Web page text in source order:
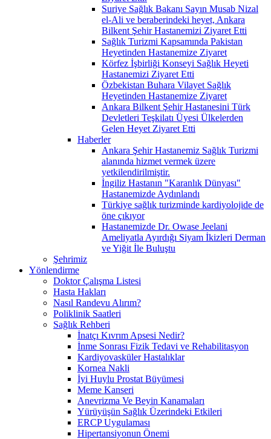
Suriye Sağlık Bakanı Sayın Musab Nizal
el-Ali ve beraberindeki heyet, Ankara
Bilkent Şehir Hastanemizi Ziyaret Etti
Sağlık Turizmi Kapsamında Pakistan
Heyetinden Hastanemize Ziyaret
Körfez İşbirliği Konseyi Sağlık Heyeti
Hastanemizi Ziyaret Etti
Özbekistan Buhara Vilayet Sağlık
Heyetinden Hastanemize Ziyaret
Ankara Bilkent Şehir Hastanesini Türk
Devletleri Teşkilatı Üyesi Ülkelerden
Gelen Heyet Ziyaret Etti
Haberler
Ankara Şehir Hastanemiz Sağlık Turizmi
alanında hizmet vermek üzere
yetkilendirilmiştir.
İngiliz Hastanın "Karanlık Dünyası"
Hastanemizde Aydınlandı
Türkiye sağlık turizminde kardiyolojide de
öne çıkıyor
Hastanemizde Dr. Owase Jeelani
Ameliyatla Ayırdığı Siyam İkizleri Derman
ve Yiğit İle Buluştu
Şehrimiz
Yönlendirme
Doktor Çalışma Listesi
Hasta Hakları
Nasıl Randevu Alırım?
Poliklinik Saatleri
Sağlık Rehberi
İnatçı Kıvrım Apsesi Nedir?
İnme Sonrası Fizik Tedavi ve Rehabilitasyon
Kardiyovasküler Hastalıklar
Kornea Nakli
İyi Huylu Prostat Büyümesi
Meme Kanseri
Anevrizma Ve Beyin Kanamaları
Yürüyüşün Sağlık Üzerindeki Etkileri
ERCP Uygulaması
Hipertansiyonun Önemi